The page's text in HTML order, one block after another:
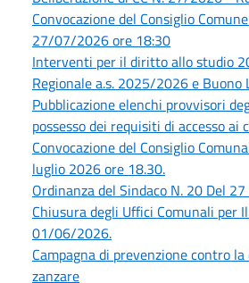
Convocazione del Consiglio
27/07/2026 ore 18:30
Interventi per il diritto allo studio
Regionale a.s. 2025/2026 e
Pubblicazione elenchi provvisori
possesso dei requisiti di accesso ai
Convocazione del Consiglio
luglio 2026 ore 18.30.
Ordinanza del Sindaco N. 20 Del
Chiusura degli Uffici Comunali per
01/06/2026.
Campagna di prevenzione contro
zanzare